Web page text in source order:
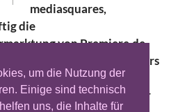
um die Nutzung der
Einige sind technisch
uns, die Inhalte für
mediasquares,
die
von Premiere.de.
gleichnamigen Abo-Senders
rund 1,32 Millionen
Premiere-Vermarkter